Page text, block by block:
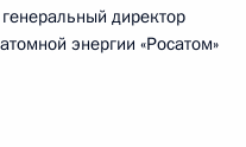
директор
энергии «Росатом»